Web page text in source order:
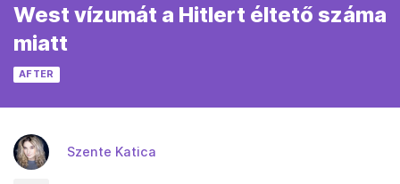
West vízumát a Hitlert éltető száma
miatt
AFTER
Szente Katica